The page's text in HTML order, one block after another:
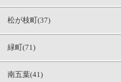
松が枝町(37)
緑町(71)
南五葉(41)